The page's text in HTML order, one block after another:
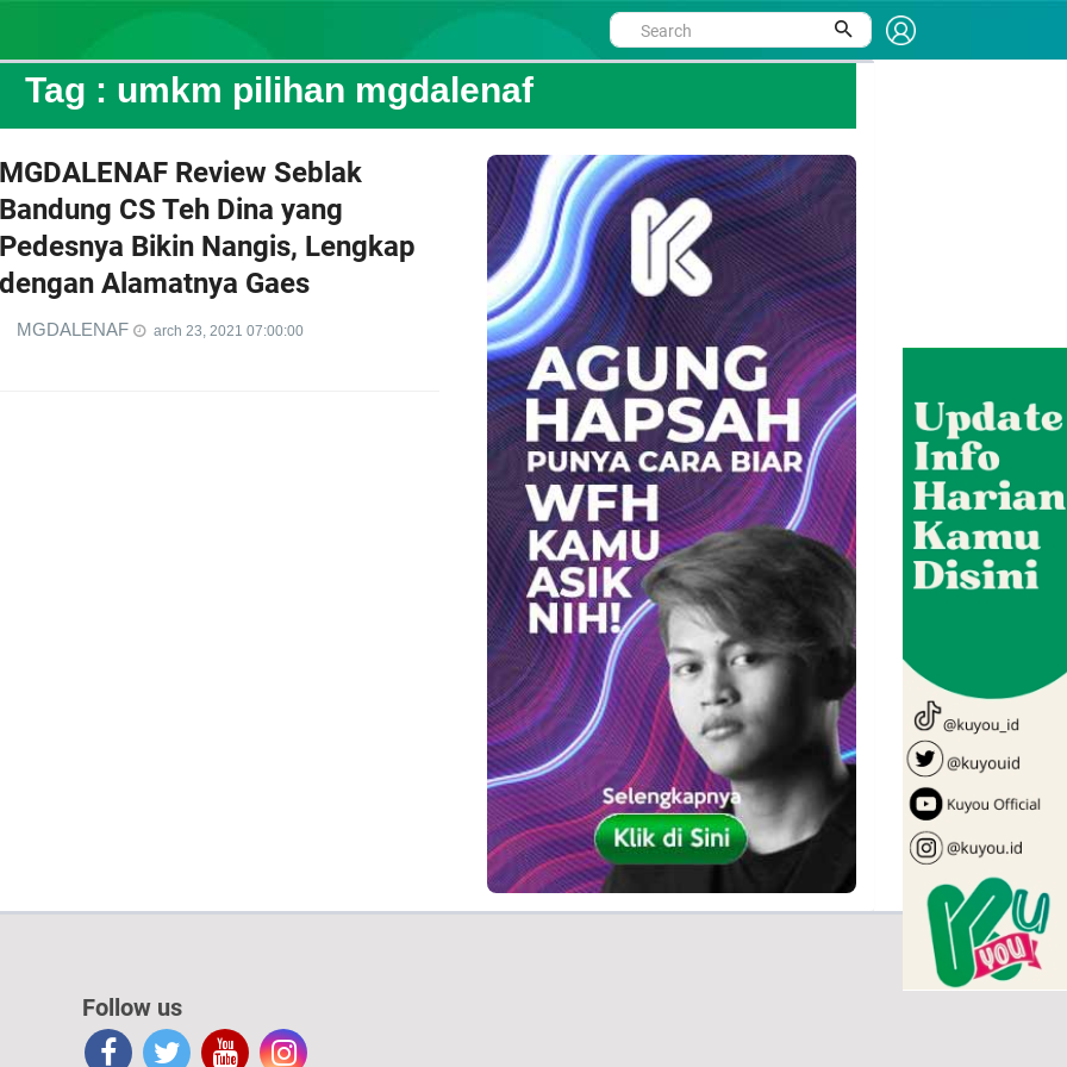
Tag : umkm pilihan mgdalenaf
MGDALENAF Review Seblak
Bandung CS Teh Dina yang
Pedesnya Bikin Nangis, Lengkap
dengan Alamatnya Gaes
MGDALENAF arch 23, 2021 07:00:00
Follow us